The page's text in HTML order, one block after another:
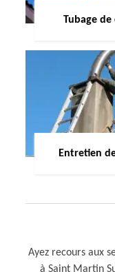
Tubage de
Entretien
Ayez recours aux
à Saint Martin